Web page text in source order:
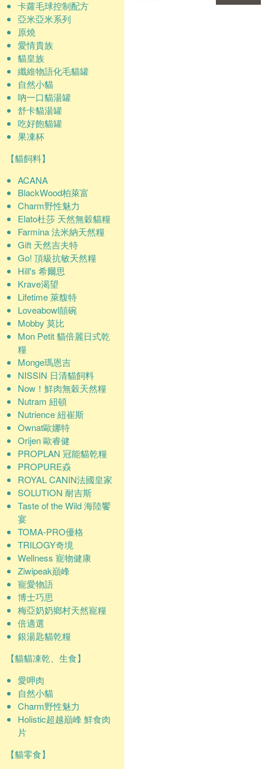
卡蘿毛球控制配方
亞米亞米系列
原燒
愛情貴族
貓皇族
纖維物語化毛貓罐
自然小貓
吶一口貓湯罐
舒卡貓湯罐
吃好飽貓罐
果凍杯
【貓飼料】
ACANA
BlackWood柏萊富
Charm野性魅力
Elato杜莎 天然無穀貓糧
Farmina 法米納天然糧
Gift 天然吉夫特
Go! 頂級抗敏天然糧
Hill's 希爾思
Krave渴望
Lifetime 萊馥特
Loveabowl囍碗
Mobby 莫比
Mon Petit 貓倍麗日式乾
糧
Monge瑪恩吉
NISSIN 日清貓飼料
Now！鮮肉無穀天然糧
Nutram 紐頓
Nutrience 紐崔斯
Ownat歐娜特
Orijen 歐睿健
PROPLAN 冠能貓乾糧
PROPURE猋
ROYAL CANIN法國皇家
SOLUTION 耐吉斯
Taste of the Wild 海陸饗
宴
TOMA-PRO優格
TRILOGY奇境
Wellness 寵物健康
Ziwipeak巔峰
寵愛物語
博士巧思
梅亞奶奶鄉村天然寵糧
倍適選
銀湯匙貓乾糧
【貓貓凍乾、生食】
愛呷肉
自然小貓
Charm野性魅力
Holistic超越巔峰 鮮食肉
片
【貓零食】